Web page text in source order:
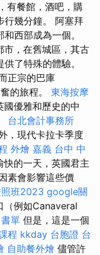
有餐館，酒吧，購
行幾分鐘。 阿塞拜
西部成為一個。
市，在舊城區，其古
了特殊的體驗。
正宗的巴庫
的旅程。 東海按摩
國優雅和歷史的中
台北會計事務所
，現代卡拉卡季度
外燴 嘉義 台中 中
的一天，英國君主
素會影響這些價
班2023 google關
（例如Canaveral
單 但是，這是一個
程 kkday 台胞證 台
自助餐外燴 儘管許